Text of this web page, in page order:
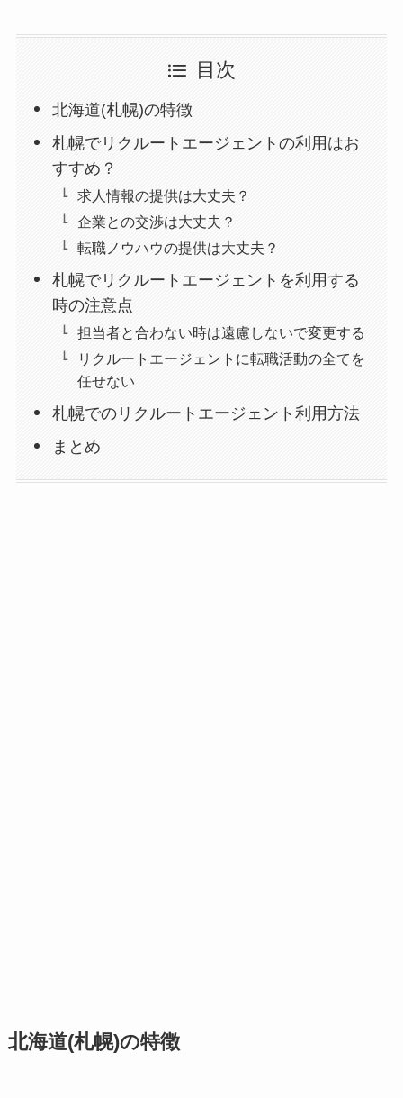
目次
北海道(札幌)の特徴
札幌でリクルートエージェントの利用はお
すすめ？
求人情報の提供は大丈夫？
企業との交渉は大丈夫？
転職ノウハウの提供は大丈夫？
札幌でリクルートエージェントを利用する
時の注意点
担当者と合わない時は遠慮しないで変更する
リクルートエージェントに転職活動の全てを
任せない
札幌でのリクルートエージェント利用方法
まとめ
北海道(札幌)の特徴